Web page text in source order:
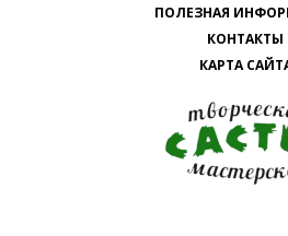
ПОЛЕЗНАЯ
КОНТАКТЫ
КАРТА